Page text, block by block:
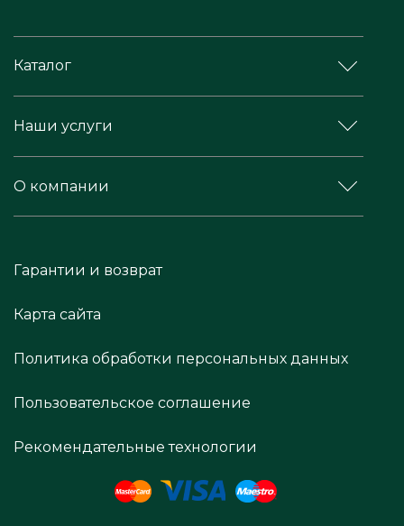
Каталог
Наши услуги
О компании
Гарантии и возврат
Карта сайта
Политика обработки персональных данных
Пользовательское соглашение
Рекомендательные технологии